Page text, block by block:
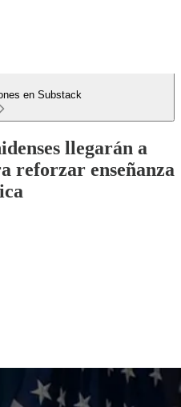
en Substack
llegarán a
reforzar enseñanza